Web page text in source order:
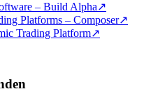
– Build Alpha↗
Platforms – Composer↗
Trading Platform↗